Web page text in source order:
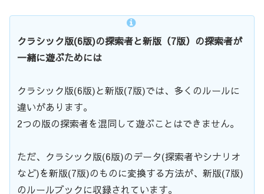
クラシック版(6版)の探索者と新版（7版）の探索者が
一緒に遊ぶためには
クラシック版(6版)と新版(7版)では、多くのルールに
違いがあります。
2つの版の探索者を混同して遊ぶことはできません。
ただ、クラシック版(6版)のデータ(探索者やシナリオ
など)を新版(7版)のものに変換する方法が、新版(7版)
のルールブックに収録されています。